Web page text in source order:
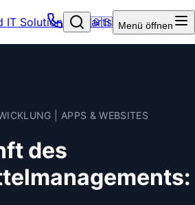
IT Solutions – Startseite
🇬🇧 Menü öffnen
| APPS & WEBSITES
des